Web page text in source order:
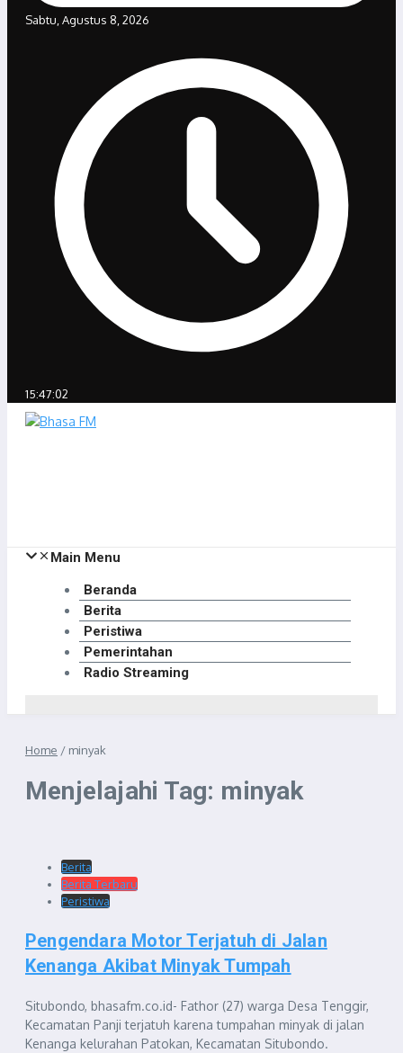
Sabtu, Agustus 8, 2026
15:47:02
Main Menu
Beranda
Berita
Peristiwa
Pemerintahan
Radio Streaming
Home / minyak
Menjelajahi Tag: minyak
Berita
Berita Terbaru
Peristiwa
Pengendara Motor Terjatuh di Jalan
Kenanga Akibat Minyak Tumpah
Situbondo, bhasafm.co.id- Fathor (27) warga Desa Tenggir,
Kecamatan Panji terjatuh karena tumpahan minyak di jalan
Kenanga kelurahan Patokan, Kecamatan Situbondo.